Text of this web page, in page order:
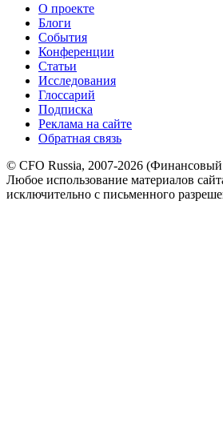
О проекте
Блоги
События
Конференции
Статьи
Исследования
Глоссарий
Подписка
Реклама на сайте
Обратная связь
© CFO Russia, 2007-2026 (Финансовый
Любое использование материалов
исключительно с письменного